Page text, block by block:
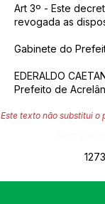
Art 3º - Este
revogada as
Gabinete do
EDERALDO
Prefeito de
Este texto não substitui